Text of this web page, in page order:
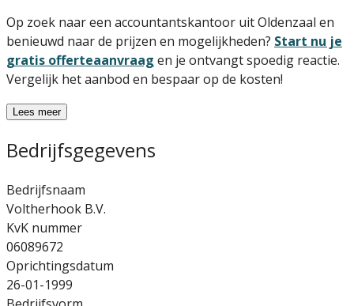
Op zoek naar een accountantskantoor uit Oldenzaal en
benieuwd naar de prijzen en mogelijkheden? Start nu je
gratis offerteaanvraag en je ontvangt spoedig reactie.
Vergelijk het aanbod en bespaar op de kosten!
Lees meer
Bedrijfsgegevens
Bedrijfsnaam
Voltherhook B.V.
KvK nummer
06089672
Oprichtingsdatum
26-01-1999